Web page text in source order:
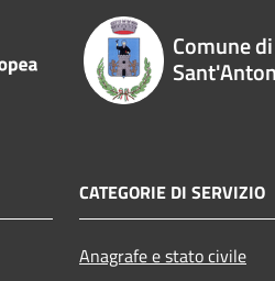
Comune
CATEGORIE DI SERVIZIO
Anagrafe e stato civile